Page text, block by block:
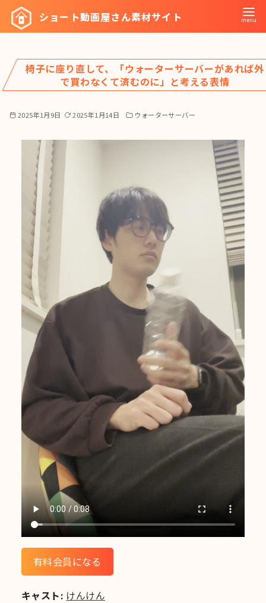
ツ
へ
ショート動画屋さん素材サイト
椅子に座り直して、「ウォーターサーバーがあれば外
で買わなくて済むのに」と考える表情
2025年1月9日 2025年1月14日 ウォーターサーバー
有料会員になる
キャスト: けんけん